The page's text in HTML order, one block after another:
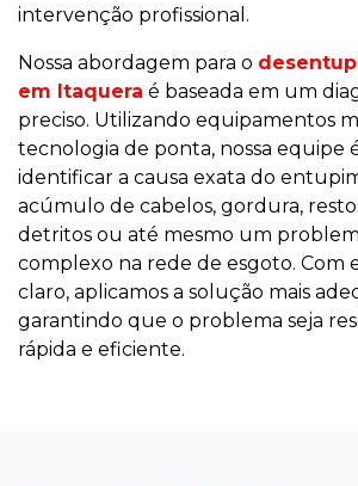
intervenção profissional.
Nossa abordagem para o
em Itaquera é baseada em um
preciso. Utilizando equipamentos
tecnologia de ponta, nossa equipe
identificar a causa exata do
acúmulo de cabelos, gordura,
detritos ou até mesmo um
complexo na rede de esgoto. Com
claro, aplicamos a solução mais
garantindo que o problema seja
rápida e eficiente.